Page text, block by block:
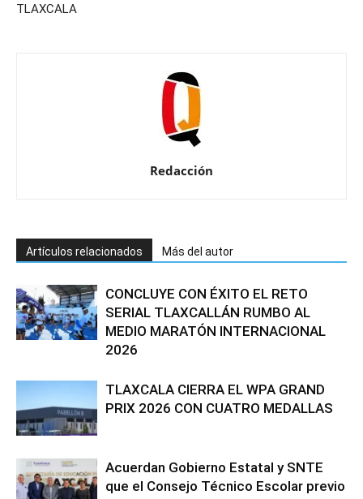
TLAXCALA
Redacción
Artículos relacionados Más del autor
CONCLUYE CON ÉXITO EL RETO
SERIAL TLAXCALLÁN RUMBO AL
MEDIO MARATÓN INTERNACIONAL
2026
TLAXCALA CIERRA EL WPA GRAND
PRIX 2026 CON CUATRO MEDALLAS
Acuerdan Gobierno Estatal y SNTE
que el Consejo Técnico Escolar previo